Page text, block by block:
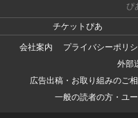
ぴ
チケットぴあ
会社案内
プライバシーポリ
外部
広告出稿・お取り組みのご
一般の読者の方・ユ